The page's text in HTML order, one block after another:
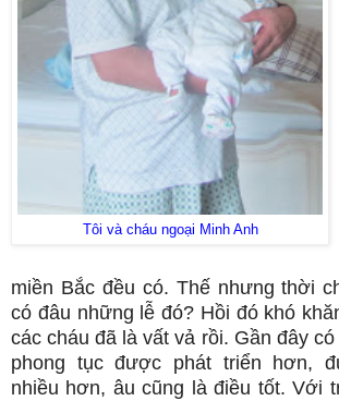
Tôi và cháu ngoại Minh Anh
miền Bắc đều có. Thế nhưng thời
có đâu những lễ đó? Hồi đó khó
các cháu đã là vất vả rồi. Gần đây
phong tục được phát triển hơn,
nhiều hơn, âu cũng là điều tốt. Với